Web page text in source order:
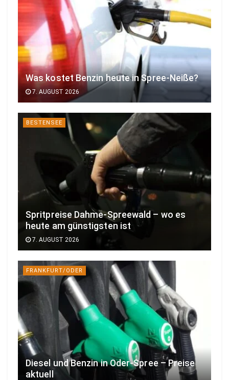
Was kostet Benzin heute in Spree-Neiße?
7. AUGUST 2026
BESTENSEE
Spritpreise Dahme-Spreewald – wo es
heute am günstigsten ist
7. AUGUST 2026
FRANKFURT/ODER
Diesel und Benzin in Oder-Spree – Preise
aktuell